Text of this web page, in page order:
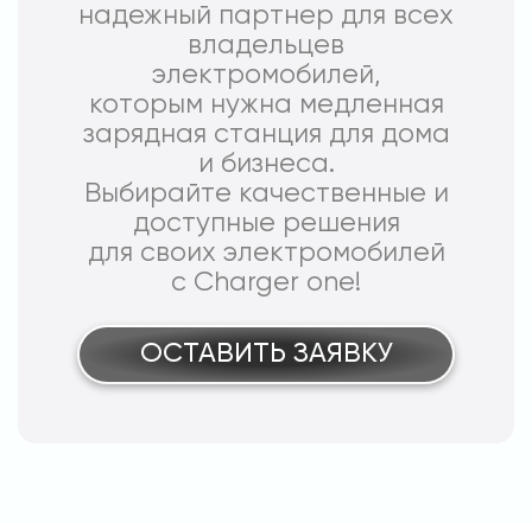
надежный партнер для всех
владельцев
электромобилей,
которым нужна медленная
зарядная станция для дома
и бизнеса.
Выбирайте качественные и
доступные решения
для своих электромобилей
с Charger one!
ОСТАВИТЬ ЗАЯВКУ